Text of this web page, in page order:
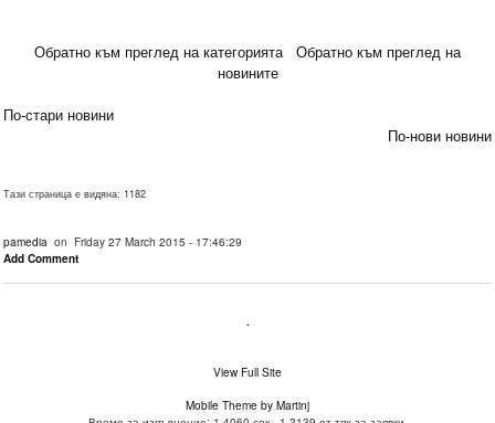
Обратно към преглед на категорията
Обратно към преглед на
новините
По-стари новини
По-нови новини
Тази страница е видяна: 1182
pamedia on Friday 27 March 2015 - 17:46:29
Add Comment
.
View Full Site
Mobile Theme by Martinj